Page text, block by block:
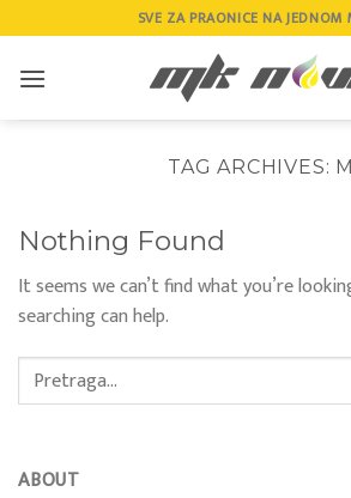
to
content
SVE ZA PRAONICE NA JEDNOM
TAG ARCHIVES:
Nothing Found
It seems we can’t find what you’re
searching can help.
ABOUT